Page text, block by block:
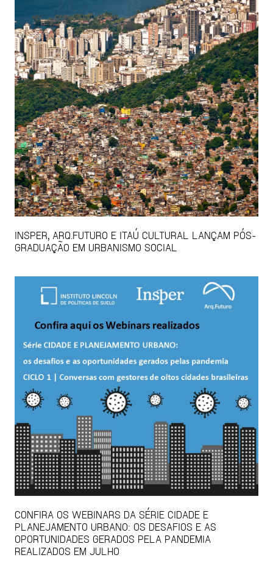
INSPER, ARQ.FUTURO E ITAÚ CULTURAL LANÇAM PÓS-
GRADUAÇÃO EM URBANISMO SOCIAL
CONFIRA OS WEBINARS DA SÉRIE CIDADE E
PLANEJAMENTO URBANO: OS DESAFIOS E AS
OPORTUNIDADES GERADOS PELA PANDEMIA
REALIZADOS EM JULHO